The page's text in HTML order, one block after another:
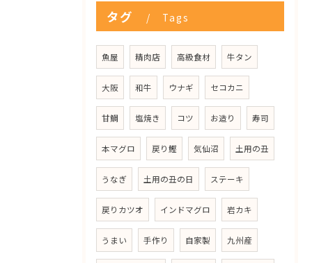
タグ Tags
魚屋 精肉店 高級食材 牛タン
大阪 和牛 ウナギ セコカニ
甘鯛 塩焼き コツ お造り 寿司
本マグロ 戻り鰹 気仙沼 土用の丑
うなぎ 土用の丑の日 ステーキ
戻りカツオ インドマグロ 岩カキ
うまい 手作り 自家製 九州産